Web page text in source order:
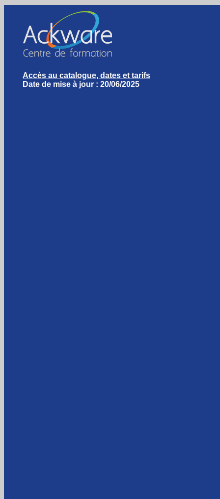
Accès au catalogue, dates et tarifs
Date de mise à jour : 20/06/2025